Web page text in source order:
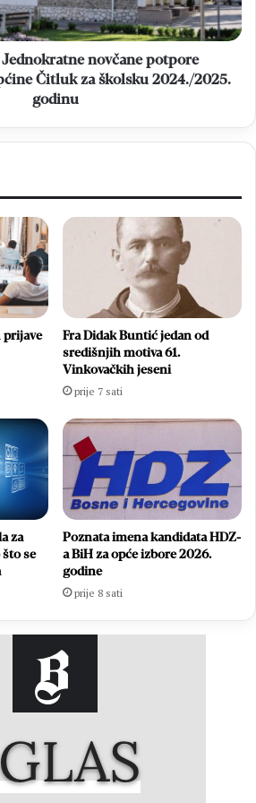
Jednokratne novčane potpore
Čitluk za školsku 2024./2025.
godinu
prijave
Fra Didak Buntić jedan od
središnjih motiva 61.
Vinkovačkih jeseni
prije 7 sati
za
se
Poznata imena kandidata HDZ-
a BiH za opće izbore 2026.
godine
prije 8 sati